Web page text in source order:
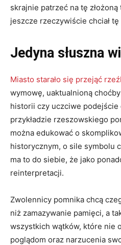
skrajnie patrzeć na tę
jeszcze rzeczywiście chciał
Jedyna słuszna
Miasto starało się przejąć
wymowę, uaktualnioną
historii czy uczciwe podejście
przykładzie rzeszowskiego
można edukować o
historycznym, o sile symbolu
ma to do siebie, że jako
reinterpretacji.
Zwolennicy pomnika chcą
niż zamazywanie pamięci, a
wszystkich wątków, które nie
poglądom oraz narzucenia